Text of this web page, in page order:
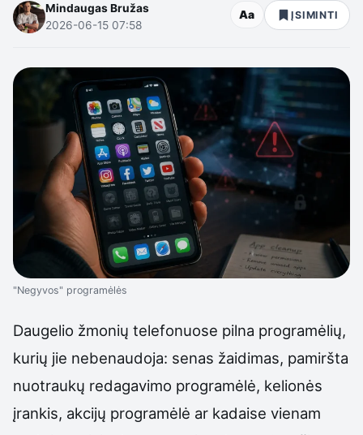
Mindaugas Bružas
2026-06-15 07:58
Aa ĮSIMINTI
"Negyvos" programėlės
Daugelio žmonių telefonuose pilna programėlių,
kurių jie nebenaudoja: senas žaidimas, pamiršta
nuotraukų redagavimo programėlė, kelionės
įrankis, akcijų programėlė ar kadaise vienam